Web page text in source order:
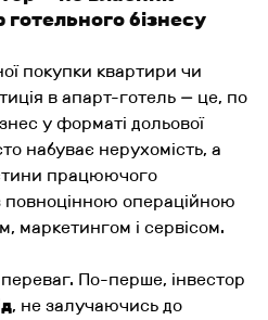
бізнесу
покупки квартири чи
в апарт-готель — це, по
у форматі дольової
набуває нерухомість, а
працюючого
повноцінною операційною
маркетингом і сервісом.
По-перше, інвестор
, не залучаючись до